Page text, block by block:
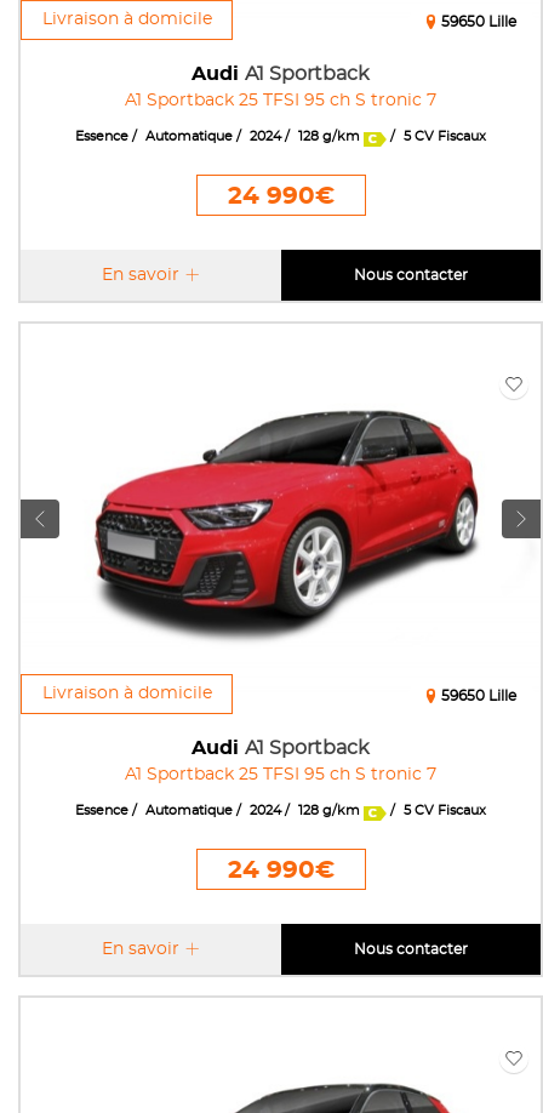
Livraison à domicile
Audi A1 Sportback
A1 Sportback 25 TFSI 95 ch S tronic 7
59650 Lille
Essence Automatique 2024 128 g/km 5 CV Fiscaux
24 990€
En savoir Nous contacter
Livraison à domicile
Audi A1 Sportback
A1 Sportback 25 TFSI 95 ch S tronic 7
59650 Lille
Essence Automatique 2024 128 g/km 5 CV Fiscaux
24 990€
En savoir Nous contacter